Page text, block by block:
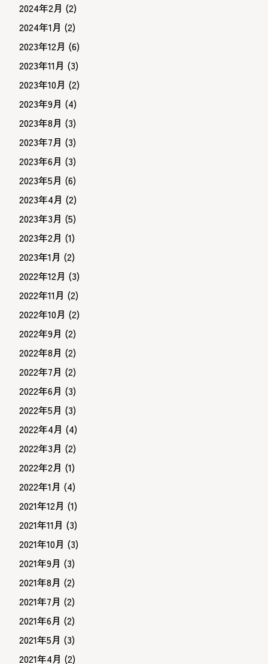
2024年2月 (2)
2024年1月 (2)
2023年12月 (6)
2023年11月 (3)
2023年10月 (2)
2023年9月 (4)
2023年8月 (3)
2023年7月 (3)
2023年6月 (3)
2023年5月 (6)
2023年4月 (2)
2023年3月 (5)
2023年2月 (1)
2023年1月 (2)
2022年12月 (3)
2022年11月 (2)
2022年10月 (2)
2022年9月 (2)
2022年8月 (2)
2022年7月 (2)
2022年6月 (3)
2022年5月 (3)
2022年4月 (4)
2022年3月 (2)
2022年2月 (1)
2022年1月 (4)
2021年12月 (1)
2021年11月 (3)
2021年10月 (3)
2021年9月 (3)
2021年8月 (2)
2021年7月 (2)
2021年6月 (2)
2021年5月 (3)
2021年4月 (2)